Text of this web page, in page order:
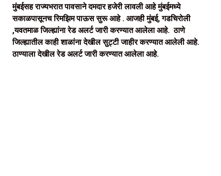
मुंबईसह राज्यभरात पावसाने दमदार हजेरी लावली आहे मुंबईमध्ये
सकाळपासूनच रिमझिम पाऊस सुरू आहे . आजही मुंबई, गडचिरोली
,यवतमाळ जिल्ह्यांना रेड अलर्ट जारी करण्यात आलेला आहे. ठाणे
जिल्ह्यातील काही शाळांना देखील सुट्टी जाहीर करण्यात आलेली आहे.
ठाण्याला देखील रेड अलर्ट जारी करण्यात आलेला आहे.